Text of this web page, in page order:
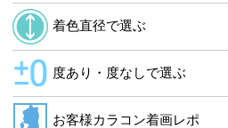
着色直径で選ぶ
度あり・度なしで選ぶ
お客様カラコン着画レポ